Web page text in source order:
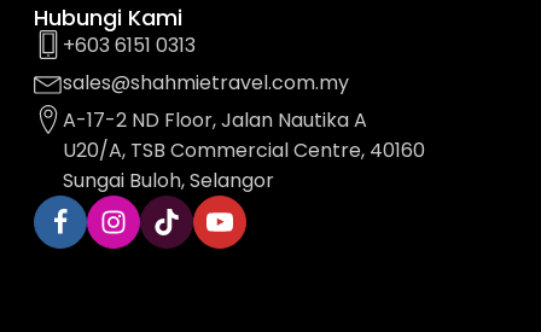
Hubungi Kami
+603 6151 0313
sales@shahmietravel.com.my
A-17-2 ND Floor, Jalan Nautika A
U20/A, TSB Commercial Centre, 40160
Sungai Buloh, Selangor